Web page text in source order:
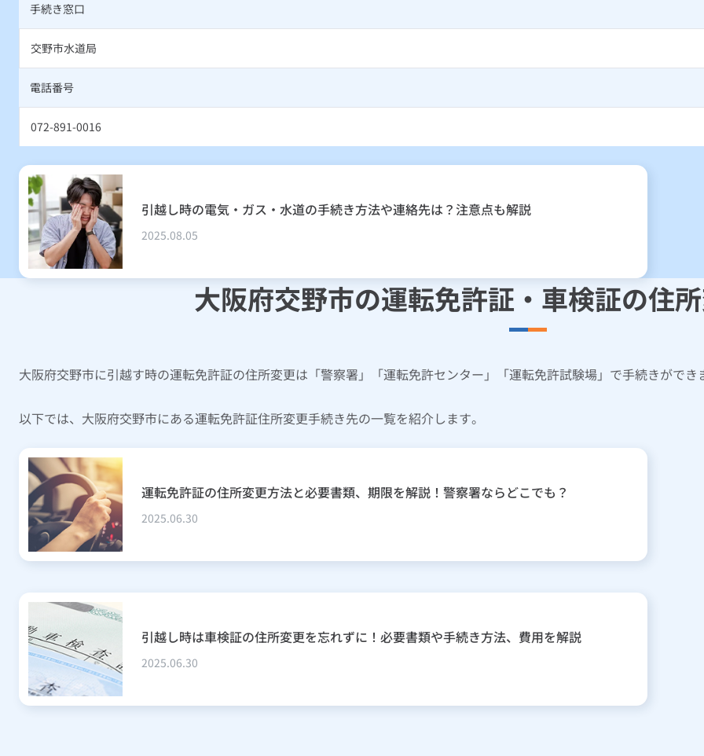
手続き窓口
交野市水道局
電話番号
072-891-0016
引越し時の電気・ガス・水道の手続き方法や連絡先は？注意点も解説
2025.08.05
大阪府交野市の運転免許証・車検証の住
大阪府交野市に引越す時の運転免許証の住所変更は「警察署」「運転免許センター」「運転免許試験場」で手続きができ
以下では、大阪府交野市にある運転免許証住所変更手続き先の一覧を紹介します。
運転免許証の住所変更方法と必要書類、期限を解説！警察署ならどこでも？
2025.06.30
引越し時は車検証の住所変更を忘れずに！必要書類や手続き方法、費用を解説
2025.06.30